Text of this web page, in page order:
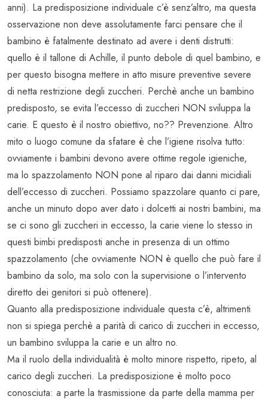
anni). La predisposizione individuale c’è senz’altro, ma questa
osservazione non deve assolutamente farci pensare che il
bambino è fatalmente destinato ad avere i denti distrutti:
quello è il tallone di Achille, il punto debole di quel bambino, e
per questo bisogna mettere in atto misure preventive severe
di netta restrizione degli zuccheri. Perchè anche un bambino
predisposto, se evita l’eccesso di zuccheri NON sviluppa la
carie. E questo è il nostro obiettivo, no?? Prevenzione. Altro
mito o luogo comune da sfatare è che l’igiene risolva tutto:
ovviamente i bambini devono avere ottime regole igieniche,
ma lo spazzolamento NON pone al riparo dai danni micidiali
dell’eccesso di zuccheri. Possiamo spazzolare quanto ci pare,
anche un minuto dopo aver dato i dolcetti ai nostri bambini, ma
se ci sono gli zuccheri in eccesso, la carie viene lo stesso in
questi bimbi predisposti anche in presenza di un ottimo
spazzolamento (che ovviamente NON è quello che può fare il
bambino da solo, ma solo con la supervisione o l’intervento
diretto dei genitori si può ottenere).
Quanto alla predisposizione individuale questa c’è, altrimenti
non si spiega perchè a parità di carico di zuccheri in eccesso,
un bambino sviluppa la carie e un altro no.
Ma il ruolo della individualità è molto minore rispetto, ripeto, al
carico degli zuccheri. La predisposizione è molto poco
conosciuta: a parte la trasmissione da parte della mamma per